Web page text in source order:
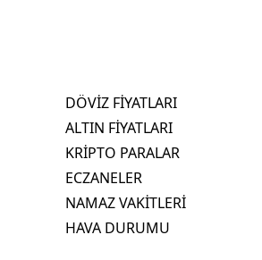
DÖVİZ FİYATLARI
ALTIN FİYATLARI
KRİPTO PARALAR
ECZANELER
NAMAZ VAKİTLERİ
HAVA DURUMU